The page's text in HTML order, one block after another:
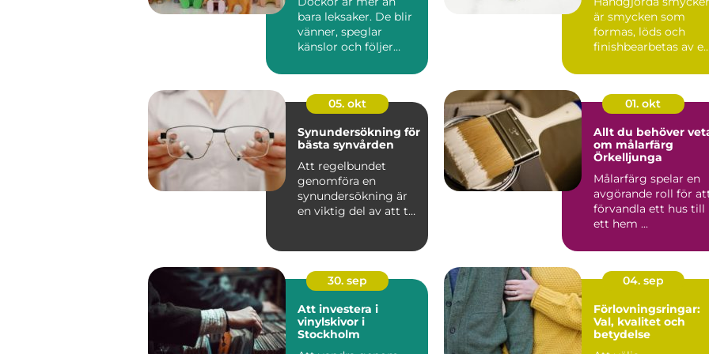
bara leksaker. De blir
vänner, speglar
känslor och följer
utveckli...
är smycken som
formas, löds och
finishbearbetas av
05. okt
Synundersökning för
bästa synvården
Att regelbundet
genomföra en
synundersökning är
en viktig del av att ta
01. okt
Allt du behöver
om målarfärg
Örkelljunga
Målarfärg spelar en
avgörande roll för
förvandla ett hus till
ett hem ...
30. sep
Att investera i
vinylskivor i
Stockholm
04. sep
Förlovningsringar:
Val, kvalitet och
betydelse